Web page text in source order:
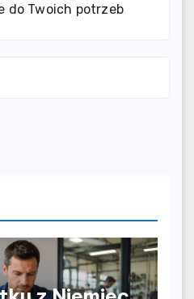
do Twoich potrzeb